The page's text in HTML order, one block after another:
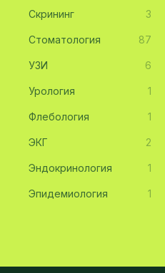
Скрининг 3
Стоматология 87
УЗИ 6
Урология 1
Флебология 1
ЭКГ 2
Эндокринология 1
Эпидемиология 1